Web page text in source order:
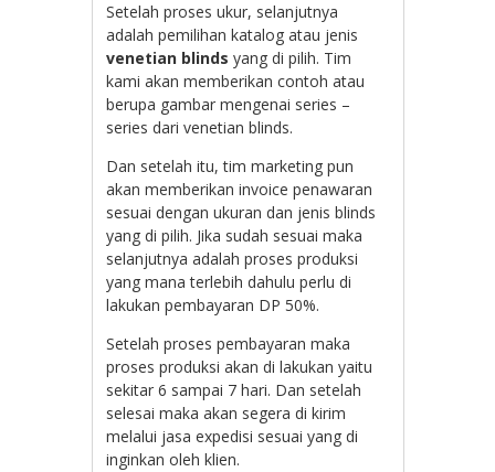
Setelah proses ukur, selanjutnya
adalah pemilihan katalog atau jenis
venetian blinds yang di pilih. Tim
kami akan memberikan contoh atau
berupa gambar mengenai series –
series dari venetian blinds.
Dan setelah itu, tim marketing pun
akan memberikan invoice penawaran
sesuai dengan ukuran dan jenis blinds
yang di pilih. Jika sudah sesuai maka
selanjutnya adalah proses produksi
yang mana terlebih dahulu perlu di
lakukan pembayaran DP 50%.
Setelah proses pembayaran maka
proses produksi akan di lakukan yaitu
sekitar 6 sampai 7 hari. Dan setelah
selesai maka akan segera di kirim
melalui jasa expedisi sesuai yang di
inginkan oleh klien.